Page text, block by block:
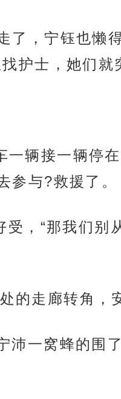
了，宁钰也懒
护士，她们
辆接一辆停
参与?救援了。
，“那我们别
的走廊转角，
一窝蜂的围